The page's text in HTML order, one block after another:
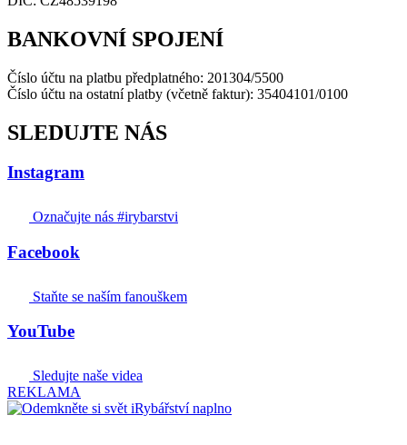
BANKOVNÍ SPOJENÍ
Číslo účtu na platbu předplatného: 201304/5500
Číslo účtu na ostatní platby (včetně faktur): 35404101/0100
SLEDUJTE NÁS
Instagram
Označujte nás #irybarstvi
Facebook
Staňte se naším fanouškem
YouTube
Sledujte naše videa
REKLAMA